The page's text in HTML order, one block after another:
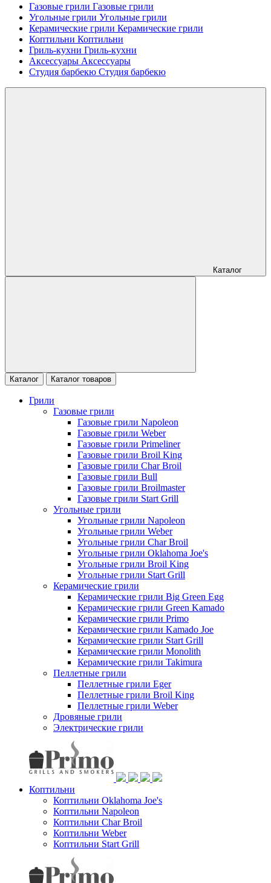
Газовые грили Газовые грили
Угольные грили Угольные грили
Керамические грили Керамические грили
Коптильни Коптильни
Гриль-кухни Гриль-кухни
Аксессуары Аксессуары
Студия барбекю Студия барбекю
Каталог
Каталог Каталог товаров
Грили
Газовые грили
Газовые грили Napoleon
Газовые грили Weber
Газовые грили Primeliner
Газовые грили Broil King
Газовые грили Char Broil
Газовые грили Bull
Газовые грили Broilmaster
Газовые грили Start Grill
Угольные грили
Угольные грили Napoleon
Угольные грили Weber
Угольные грили Char Broil
Угольные грили Oklahoma Joe's
Угольные грили Broil King
Угольные грили Start Grill
Керамические грили
Керамические грили Big Green Egg
Керамические грили Green Kamado
Керамические грили Primo
Керамические грили Kamado Joe
Керамические грили Start Grill
Керамические грили Monolith
Керамические грили Takimura
Пеллетные грили
Пеллетные грили Eger
Пеллетные грили Broil King
Пеллетные грили Weber
Дровяные грили
Электрические грили
Коптильни
Коптильни Oklahoma Joe's
Коптильни Napoleon
Коптильни Char Broil
Коптильни Weber
Коптильни Start Grill